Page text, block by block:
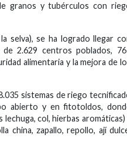
granos y tubérculos con
selva), se ha logrado llegar
2.629 centros poblados,
alimentaria y la mejora de
sistemas de riego
abierto y en fitotoldos,
col, hierbas aromáticas)
china, zapallo, repollo, ají